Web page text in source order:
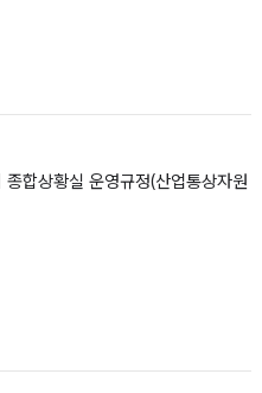
합상황실 운영규정(산업통상자원